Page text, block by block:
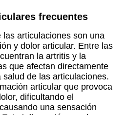
frecuentes
las articulaciones son una
y dolor articular. Entre las
la artritis y la
que afectan directamente
de las articulaciones.
articular que provoca
dificultando el
una sensación